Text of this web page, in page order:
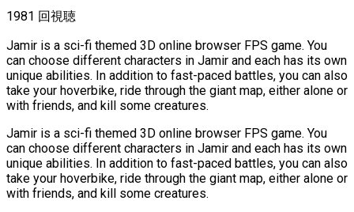
1981 回視聴
Jamir is a sci-fi themed 3D online browser FPS game. You
can choose different characters in Jamir and each has its own
unique abilities. In addition to fast-paced battles, you can also
take your hoverbike, ride through the giant map, either alone or
with friends, and kill some creatures.
Jamir is a sci-fi themed 3D online browser FPS game. You
can choose different characters in Jamir and each has its own
unique abilities. In addition to fast-paced battles, you can also
take your hoverbike, ride through the giant map, either alone or
with friends, and kill some creatures.